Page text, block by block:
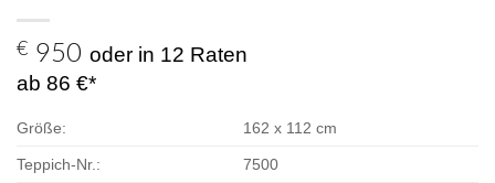
€ 950 oder in 12 Raten
ab 86 €*
Größe: 162 x 112 cm
Teppich-Nr.: 7500